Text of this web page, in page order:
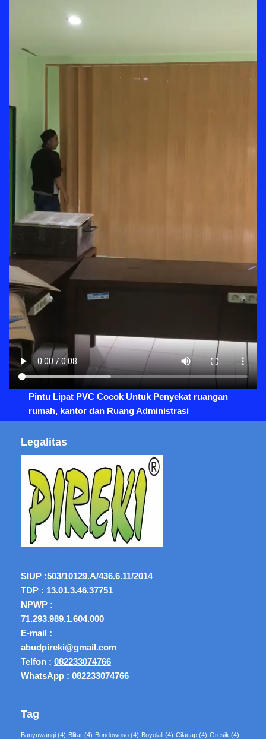
Pintu Lipat PVC Cocok Untuk Penyekat ruangan
rumah, kantor dan Ruang Administrasi
Legalitas
SIUP :503/10129.A/436.6.11/2014
TDP : 13.01.3.46.37751
NPWP :
71.293.989.1.604.000
E-mail :
abudpireki@gmail.com
Telfon : 082233074766
WhatsApp : 082233074766
Tag
Banyuwangi (4) Blitar (4) Bondowoso (4) Boyolali (4) Cilacap (4) Gresik (4)